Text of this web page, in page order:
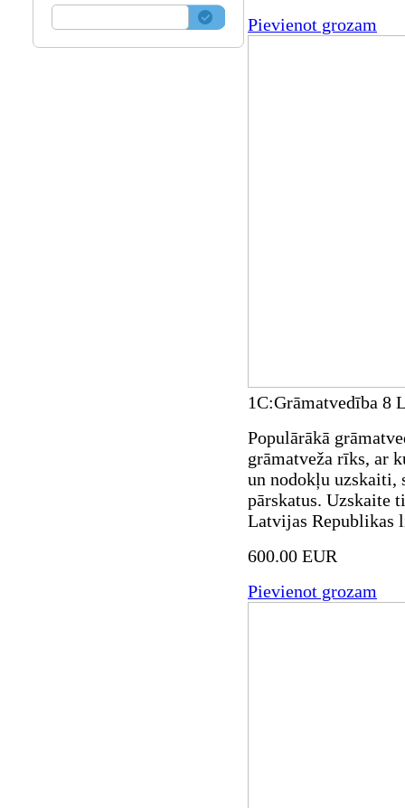
Pievienot grozam
1C:Grāmatvedība 8
Populārākā
grāmatveža rīks, ar
un nodokļu uzskaiti,
pārskatus. Uzskaite
Latvijas Republikas
600.00 EUR
Pievienot grozam